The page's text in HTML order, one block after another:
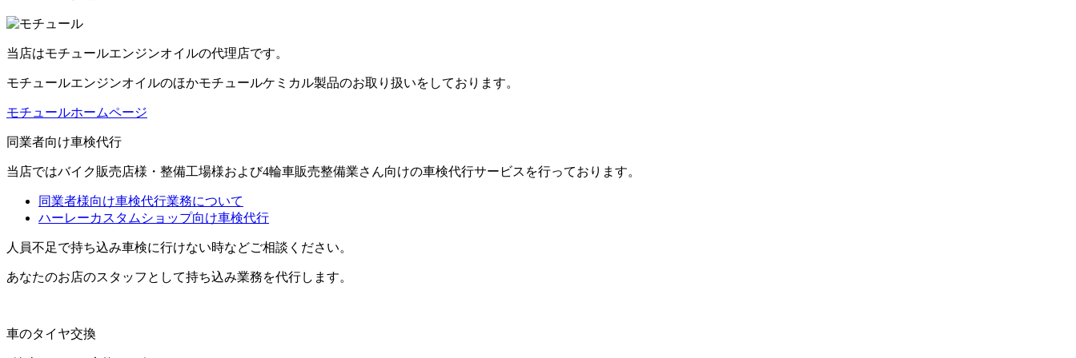
当店はモチュールエンジンオイルの代理店です。
モチュールエンジンオイルのほかモチュールケミカル製品のお取り扱いをしております。
モチュールホームページ
同業者向け車検代行
当店ではバイク販売店様・整備工場様および4輪車販売整備業さん向けの車検代行サービスを行っております。
同業者様向け車検代行業務について
ハーレーカスタムショップ向け車検代行
人員不足で持ち込み車検に行けない時などご相談ください。
あなたのお店のスタッフとして持ち込み業務を代行します。
車のタイヤ交換